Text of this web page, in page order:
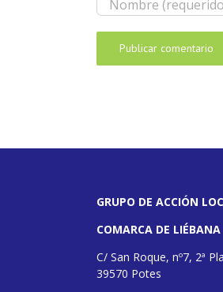
GRUPO DE ACCIÓN
COMARCA DE LIÉBANA
C/ San Roque, nº7, 2ª
39570 Potes